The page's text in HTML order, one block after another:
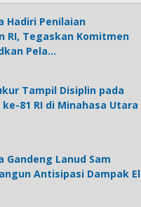
Hadiri Penilaian
RI, Tegaskan Komitmen
Pela…
Tampil Disiplin pada
ke-81 RI di Minahasa Utara
Gandeng Lanud Sam
Antisipasi Dampak El